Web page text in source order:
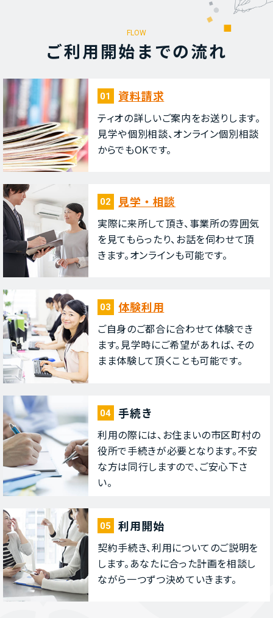
FLOW
ご利⽤開始までの流れ
01 資料請求
ティオの詳しいご案内をお送りします。
⾒学や個別相談、オンライン個別相談
からでもOKです。
02 ⾒学・相談
実際に来所して頂き、事業所の雰囲気
を⾒てもらったり、お話を伺わせて頂
きます。オンラインも可能です。
03 体験利⽤
ご⾃⾝のご都合に合わせて体験でき
ます。⾒学時にご希望があれば、その
まま体験して頂くことも可能です。
04 ⼿続き
利⽤の際には、お住まいの市区町村の
役所で⼿続きが必要となります。不安
な⽅は同⾏しますので、ご安⼼下さ
い。
05 利⽤開始
契約⼿続き、利⽤についてのご説明を
します。あなたに合った計画を相談し
ながら⼀つずつ決めていきます。